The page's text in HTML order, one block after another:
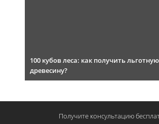
100 кубов леса: как получить льготную
древесину?
Получите консультацию